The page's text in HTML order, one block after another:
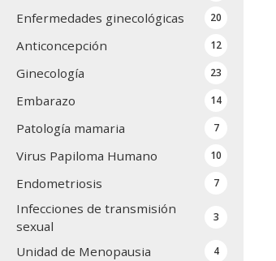
Enfermedades ginecológicas 20
Anticoncepción 12
Ginecología 23
Embarazo 14
Patología mamaria 7
Virus Papiloma Humano 10
Endometriosis 7
Infecciones de transmisión
sexual
3
Unidad de Menopausia 4